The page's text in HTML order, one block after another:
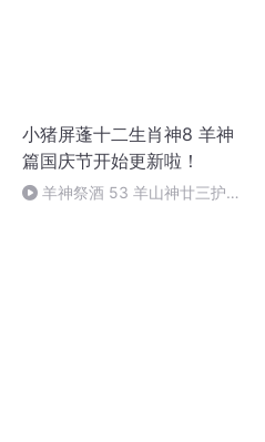
小猪屏蓬十二生肖神8 羊神
篇国庆节开始更新啦！
羊神祭酒 53 羊山神廿三护祭